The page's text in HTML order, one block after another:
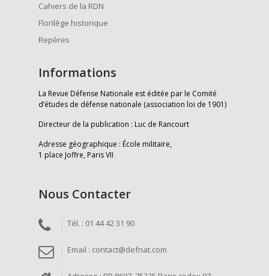
Cahiers de la RDN
Florilège historique
Repères
Informations
La Revue Défense Nationale est éditée par le Comité
d’études de défense nationale (association loi de 1901)
Directeur de la publication : Luc de Rancourt
Adresse géographique : École militaire,
1 place Joffre, Paris VII
Nous Contacter
Tél. : 01 44 42 31 90
Email : contact@defnat.com